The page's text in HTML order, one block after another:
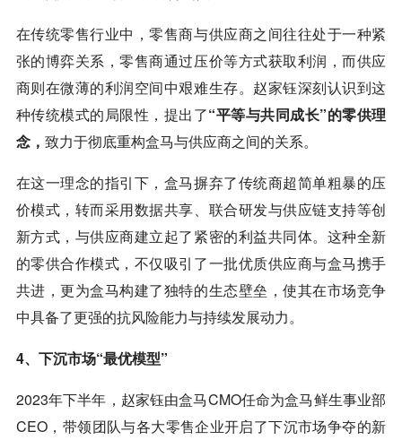
在传统零售行业中，零售商与供应商之间往往处于一种紧
张的博弈关系，零售商通过压价等方式获取利润，而供应
商则在微薄的利润空间中艰难生存。赵家钰深刻认识到这
种传统模式的局限性，提出了“平等与共同成长”的零供理
念， 致力于彻底重构盒马与供应商之间的关系。
在这一理念的指引下，盒马摒弃了传统商超简单粗暴的压
价模式，转而采用数据共享、联合研发与供应链支持等创
新方式，与供应商建立起了紧密的利益共同体。这种全新
的零供合作模式，不仅吸引了一批优质供应商与盒马携手
共进，更为盒马构建了独特的生态壁垒，使其在市场竞争
中具备了更强的抗风险能力与持续发展动力。
4、下沉市场“最优模型”
2023年下半年，赵家钰由盒马CMO任命为盒马鲜生事业部
CEO，带领团队与各大零售企业开启了下沉市场争夺的新